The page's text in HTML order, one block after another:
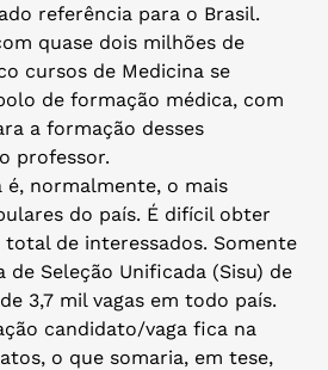
referência para o Brasil.
quase dois milhões de
cursos de Medicina se
de formação médica, com
a formação desses
professor.
é, normalmente, o mais
do país. É difícil obter
de interessados. Somente
de Seleção Unificada (Sisu) de
3,7 mil vagas em todo país.
candidato/vaga fica na
o que somaria, em tese,